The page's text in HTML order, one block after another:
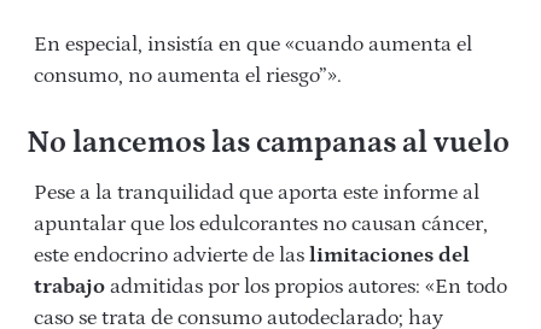
En especial, insistía en que «cuando aumenta el
consumo, no aumenta el riesgo”».
No lancemos las campanas al vuelo
Pese a la tranquilidad que aporta este informe al
apuntalar que los edulcorantes no causan cáncer,
este endocrino advierte de las limitaciones del
trabajo admitidas por los propios autores: «En todo
caso se trata de consumo autodeclarado; hay